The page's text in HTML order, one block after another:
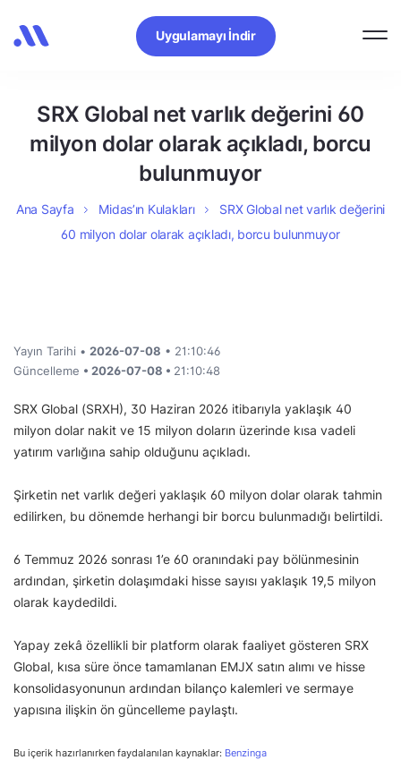
Uygulamayı İndir
SRX Global net varlık değerini 60
milyon dolar olarak açıkladı, borcu
bulunmuyor
Ana Sayfa Midas’ın Kulakları
SRX Global net varlık değerini
60 milyon dolar olarak açıkladı, borcu bulunmuyor
Yayın Tarihi • 2026-07-08 • 21:10:46
Güncelleme • 2026-07-08 • 21:10:48
SRX Global (SRXH), 30 Haziran 2026 itibarıyla yaklaşık 40
milyon dolar nakit ve 15 milyon doların üzerinde kısa vadeli
yatırım varlığına sahip olduğunu açıkladı.
Şirketin net varlık değeri yaklaşık 60 milyon dolar olarak tahmin
edilirken, bu dönemde herhangi bir borcu bulunmadığı belirtildi.
6 Temmuz 2026 sonrası 1’e 60 oranındaki pay bölünmesinin
ardından, şirketin dolaşımdaki hisse sayısı yaklaşık 19,5 milyon
olarak kaydedildi.
Yapay zekâ özellikli bir platform olarak faaliyet gösteren SRX
Global, kısa süre önce tamamlanan EMJX satın alımı ve hisse
konsolidasyonunun ardından bilanço kalemleri ve sermaye
yapısına ilişkin ön güncelleme paylaştı.
Bu içerik hazırlanırken faydalanılan kaynaklar: Benzinga